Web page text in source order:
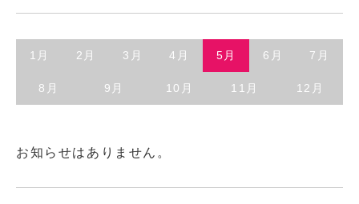
1月 2月 3月 4月 5月 6月 7月
8月 9月 10月 11月 12月
お知らせはありません。